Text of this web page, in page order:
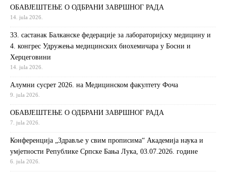
ОБАВЈЕШТЕЊЕ О ОДБРАНИ ЗАВРШНОГ РАДА
14. jula 2026.
33. састанак Балканске федерације за лабораторијску медицину и
4. конгрес Удружења медицинских биохемичара у Босни и
Херцеговини
14. jula 2026.
Алумни сусрет 2026. на Медицинском факултету Фоча
9. jula 2026.
ОБАВЈЕШТЕЊЕ О ОДБРАНИ ЗАВРШНОГ РАДА
7. jula 2026.
Конференција „Здравље у свим прописима“ Академија наука и
умјетности Републике Српске Бања Лука, 03.07.2026. године
6. jula 2026.